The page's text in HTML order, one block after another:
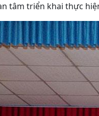
tâm triển khai thực